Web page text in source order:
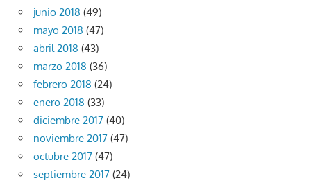
junio 2018 (49)
mayo 2018 (47)
abril 2018 (43)
marzo 2018 (36)
febrero 2018 (24)
enero 2018 (33)
diciembre 2017 (40)
noviembre 2017 (47)
octubre 2017 (47)
septiembre 2017 (24)